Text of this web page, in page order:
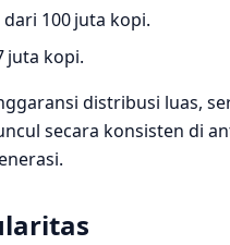
dari 100 juta kopi.
juta kopi.
distribusi luas,
secara konsisten di